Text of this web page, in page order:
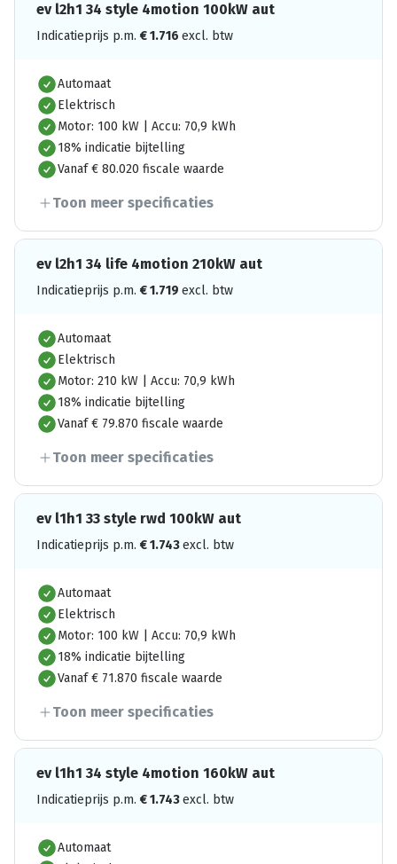
ev l2h1 34 style 4motion 100kW aut
Indicatieprijs p.m. €1.716 excl. btw
Automaat
Elektrisch
Motor: 100 kW | Accu: 70,9 kWh
18% indicatie bijtelling
Vanaf € 80.020 fiscale waarde
Toon meer specificaties
ev l2h1 34 life 4motion 210kW aut
Indicatieprijs p.m. €1.719 excl. btw
Automaat
Elektrisch
Motor: 210 kW | Accu: 70,9 kWh
18% indicatie bijtelling
Vanaf € 79.870 fiscale waarde
Toon meer specificaties
ev l1h1 33 style rwd 100kW aut
Indicatieprijs p.m. €1.743excl. btw
Automaat
Elektrisch
Motor: 100 kW | Accu: 70,9 kWh
18% indicatie bijtelling
Vanaf € 71.870 fiscale waarde
Toon meer specificaties
ev l1h1 34 style 4motion 160kW aut
Indicatieprijs p.m. €1.743excl. btw
Automaat